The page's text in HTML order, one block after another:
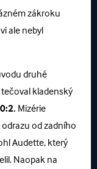
zákroku
ale nebyl
druhé
kladenský
Mizérie
od zadního
Audette, který
Naopak na